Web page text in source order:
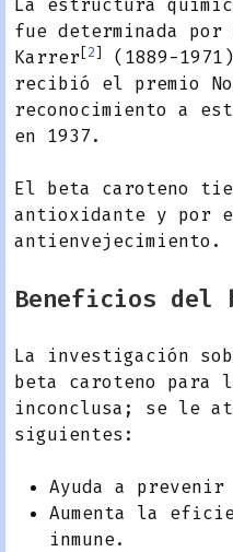
La estructura
fue determinada
Karrer[2]
(1889-
recibió el premio
reconocimiento a
en 1937.
El beta caroteno
antioxidante y por
antienvejecimiento.
Beneficios del
La investigación
beta caroteno para
inconclusa; se le
siguientes:
Ayuda a
Aumenta la
inmune.